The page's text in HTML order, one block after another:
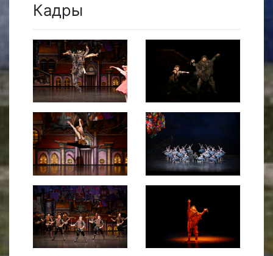
Кадры